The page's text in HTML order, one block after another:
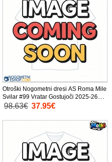
Otroški Nogometni dresi AS Roma Mile
Svilar #99 Vratar Gostujoči 2025-26
Dolgi Rokav (+ Kratke hlače)
98.63€ 37.95€